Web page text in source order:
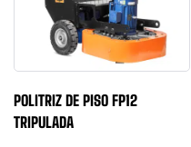
POLITRIZ DE PISO FP12
TRIPULADA